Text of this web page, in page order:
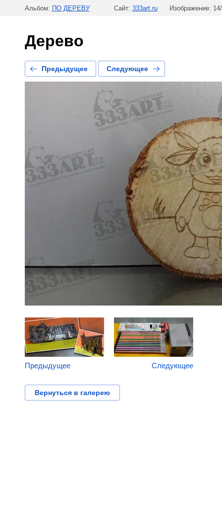
Альбом: ПО ДЕРЕВУ Сайт: 333art.ru Изображение:
Дерево
Предыдущее Следующее
Предыдущее Следующее
Вернуться в галерею